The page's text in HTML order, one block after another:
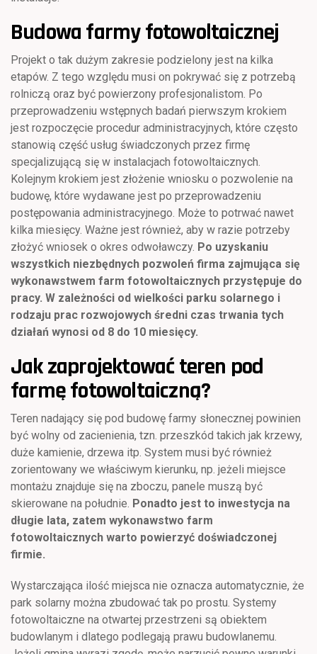
Budowa farmy fotowoltaicznej
Projekt o tak dużym zakresie podzielony jest na kilka
etapów. Z tego względu musi on pokrywać się z potrzebą
rolniczą oraz być powierzony profesjonalistom. Po
przeprowadzeniu wstępnych badań pierwszym krokiem
jest rozpoczęcie procedur administracyjnych, które często
stanowią część usług świadczonych przez firmę
specjalizującą się w instalacjach fotowoltaicznych.
Kolejnym krokiem jest złożenie wniosku o pozwolenie na
budowę, które wydawane jest po przeprowadzeniu
postępowania administracyjnego. Może to potrwać nawet
kilka miesięcy. Ważne jest również, aby w razie potrzeby
złożyć wniosek o okres odwoławczy. Po uzyskaniu
wszystkich niezbędnych pozwoleń firma zajmująca się
wykonawstwem farm fotowoltaicznych przystępuje do
pracy. W zależności od wielkości parku solarnego i
rodzaju prac rozwojowych średni czas trwania tych
działań wynosi od 8 do 10 miesięcy.
Jak zaprojektować teren pod
farmę fotowoltaiczną?
Teren nadający się pod budowę farmy słonecznej powinien
być wolny od zacienienia, tzn. przeszkód takich jak krzewy,
duże kamienie, drzewa itp. System musi być również
zorientowany we właściwym kierunku, np. jeżeli miejsce
montażu znajduje się na zboczu, panele muszą być
skierowane na południe. Ponadto jest to inwestycja na
długie lata, zatem wykonawstwo farm
fotowoltaicznych warto powierzyć doświadczonej
firmie.
Wystarczająca ilość miejsca nie oznacza automatycznie, że
park solarny można zbudować tak po prostu. Systemy
fotowoltaiczne na otwartej przestrzeni są obiektem
budowlanym i dlatego podlegają prawu budowlanemu.